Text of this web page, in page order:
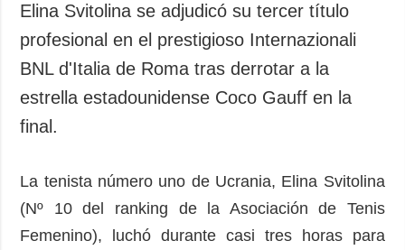
Elina Svitolina se adjudicó su tercer título
profesional en el prestigioso Internazionali
BNL d'Italia de Roma tras derrotar a la
estrella estadounidense Coco Gauff en la
final.
La tenista número uno de Ucrania, Elina Svitolina
(Nº 10 del ranking de la Asociación de Tenis
Femenino), luchó durante casi tres horas para